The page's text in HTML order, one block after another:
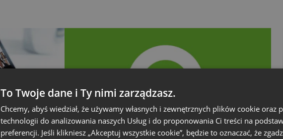
To Twoje dane i Ty nimi zarządzasz.
Chcemy, abyś wiedział, że używamy własnych i zewnętrznych plików cookie oraz
technologii do analizowania naszych Usług i do proponowania Ci treści na
preferencji. Jeśli klikniesz „Akceptuj wszystkie cookie”, będzie to oznaczać, że